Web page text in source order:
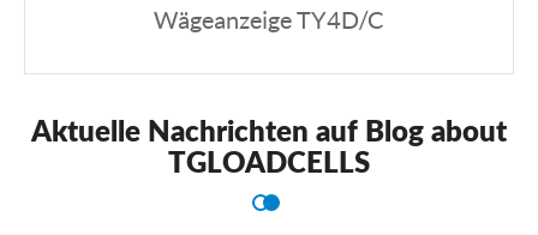
Wägeanzeige TY4D/C
Aktuelle Nachrichten auf Blog about
TGLOADCELLS